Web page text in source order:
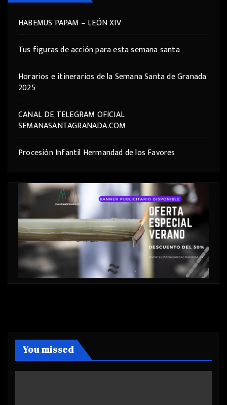
HABEMUS PAPAM – LEÓN XIV
Tus figuras de acción para esta semana santa
Horarios e itinerarios de la Semana Santa de Granada
2025
CANAL DE TELEGRAM OFICIAL
SEMANASANTAGRANADA.COM
Procesión Infantil Hermandad de los Favores
You missed